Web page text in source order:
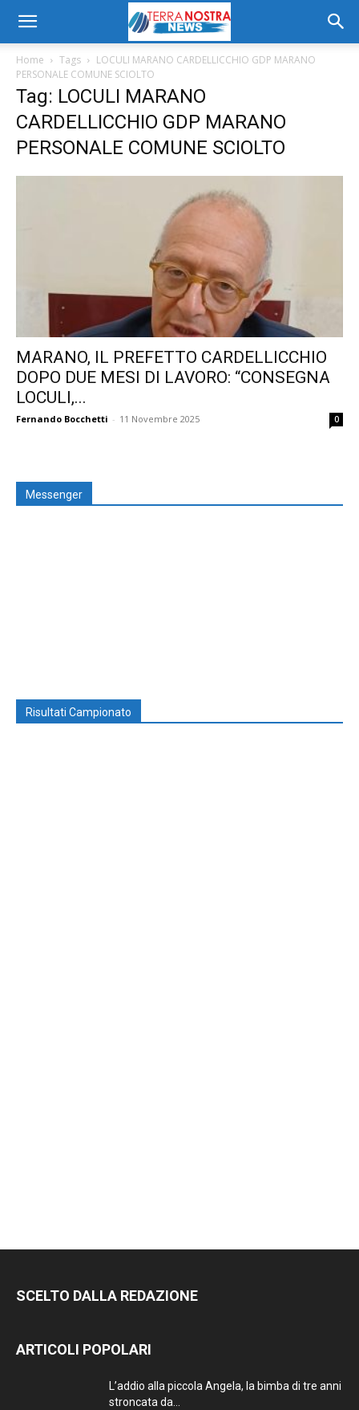
Home Tags
LOCULI MARANO CARDELLICCHIO GDP MARANO
PERSONALE COMUNE SCIOLTO
Tag: LOCULI MARANO
CARDELLICCHIO GDP MARANO
PERSONALE COMUNE SCIOLTO
MARANO, IL PREFETTO CARDELLICCHIO
DOPO DUE MESI DI LAVORO: “CONSEGNA
LOCULI,...
Fernando Bocchetti - 11 Novembre 2025 0
Messenger
Risultati Campionato
SCELTO DALLA REDAZIONE
ARTICOLI POPOLARI
L’addio alla piccola Angela, la bimba di tre anni
stroncata da...
MI PIACE!
TERRANOSTRA NEWS